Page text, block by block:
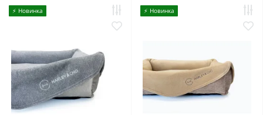
⚡️ Новинка ⚡️ Новинка